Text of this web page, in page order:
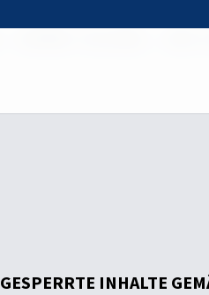
GESPERRTE INHALTE